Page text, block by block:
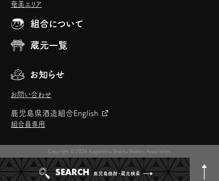
奄美エリア
組合について
蔵元一覧
お知らせ
お問い合わせ
鹿児島県酒造組合English
組合員専用
Copyright © 2026 Kagoshima Shochu Makers Association.
SEARCH 鹿児島焼酎・蔵元検索